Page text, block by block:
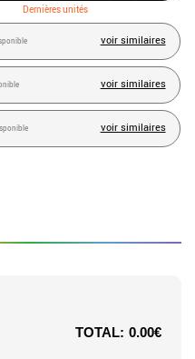
Dernières unités
voir similaires
voir similaires
voir similaires
TOTAL: 0.00€